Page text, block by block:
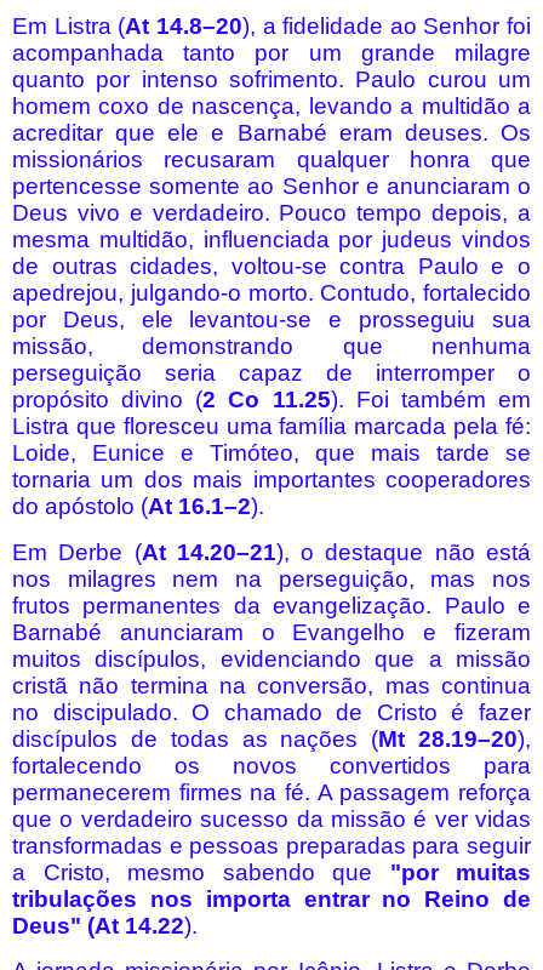
Em Listra (At 14.8–20), a fidelidade ao Senhor foi
acompanhada tanto por um grande milagre
quanto por intenso sofrimento. Paulo curou um
homem coxo de nascença, levando a multidão a
acreditar que ele e Barnabé eram deuses. Os
missionários recusaram qualquer honra que
pertencesse somente ao Senhor e anunciaram o
Deus vivo e verdadeiro. Pouco tempo depois, a
mesma multidão, influenciada por judeus vindos
de outras cidades, voltou-se contra Paulo e o
apedrejou, julgando-o morto. Contudo, fortalecido
por Deus, ele levantou-se e prosseguiu sua
missão, demonstrando que nenhuma
perseguição seria capaz de interromper o
propósito divino (2 Co 11.25). Foi também em
Listra que floresceu uma família marcada pela fé:
Loide, Eunice e Timóteo, que mais tarde se
tornaria um dos mais importantes cooperadores
do apóstolo (At 16.1–2).
Em Derbe (At 14.20–21), o destaque não está
nos milagres nem na perseguição, mas nos
frutos permanentes da evangelização. Paulo e
Barnabé anunciaram o Evangelho e fizeram
muitos discípulos, evidenciando que a missão
cristã não termina na conversão, mas continua
no discipulado. O chamado de Cristo é fazer
discípulos de todas as nações (Mt 28.19–20),
fortalecendo os novos convertidos para
permanecerem firmes na fé. A passagem reforça
que o verdadeiro sucesso da missão é ver vidas
transformadas e pessoas preparadas para seguir
a Cristo, mesmo sabendo que "por muitas
tribulações nos importa entrar no Reino de
Deus" (At 14.22).